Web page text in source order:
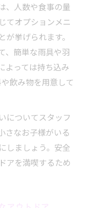
、人数や食事の量
てオプションメニ
挙げられます。
、簡単な雨具や羽
よっては持ち込み
飲み物を用意して
についてスタッフ
さなお子様がいる
しましょう。安全
アを満喫するため